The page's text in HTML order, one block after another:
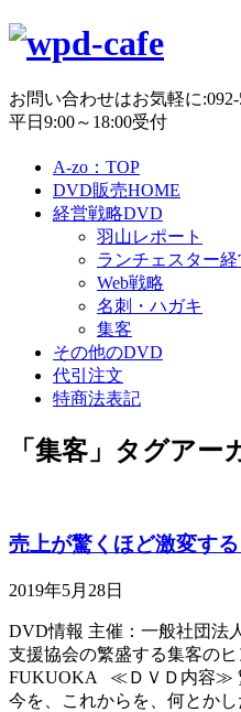
お問い合わせはお気軽に:092-
平日9:00～18:00受付
A-zo：TOP
DVD販売HOME
経営戦略DVD
羽山レポート
ランチェスター
Web戦略
名刺・ハガキ
集客
その他のDVD
代引注文
特商法表記
「 集客 」タグアー
売上が驚くほど激変する
2019年5月28日
DVD情報 主催：一般社団
支援協会の繁盛する集客の
FUKUOKA ≪ＤＶＤ内容≫
今を、これからを、何とか